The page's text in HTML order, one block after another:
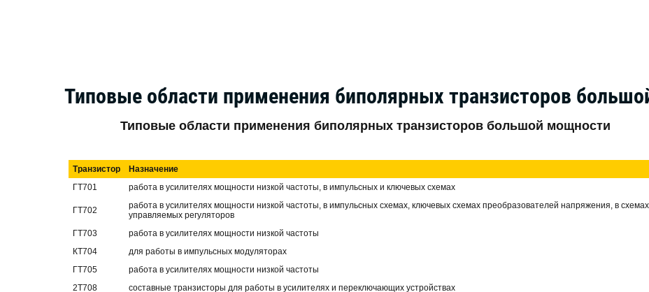
Типовые области применения биполярных транзисторов
Типовые области применения биполярных транзисторов большой мощности
Транзистор
Назначение
ГТ701
работа в усилителях мощности низкой частоты, в импульсных и ключевых схемах
ГТ702
работа в усилителях мощности низкой частоты, в импульсных схемах, ключевых схемах преобразователей напряжения, в схемах
управляемых регуляторов
ГТ703
работа в усилителях мощности низкой частоты
КТ704
для работы в импульсных модуляторах
ГТ705
работа в усилителях мощности низкой частоты
2Т708
составные транзисторы для работы в усилителях и переключающих устройствах